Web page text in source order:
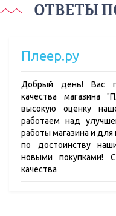
ОТВЕТЫ
Плеер.ру
Добрый день! Вас
качества магазина
высокую оценку
работаем над
работы магазина и для
по достоинству
новыми покупками!
качества